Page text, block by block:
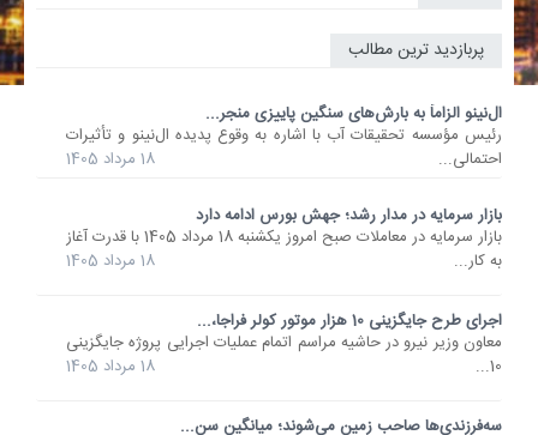
پربازدید ترین مطالب
ال‌نینو الزاماً به بارش‌های سنگین پاییزی منجر...
رئیس مؤسسه تحقیقات آب با اشاره به وقوع پدیده ال‌نینو و تأثیرات
احتمالی...
18 مرداد 1405
بازار سرمایه در مدار رشد؛ جهش بورس ادامه دارد
بازار سرمایه در معاملات صبح امروز یکشنبه 18 مرداد 1405 با قدرت آغاز
به کار...
18 مرداد 1405
اجرای طرح جایگزینی 10 هزار موتور کولر فراجا،...
معاون وزیر نیرو در حاشیه مراسم اتمام عملیات اجرایی پروژه جایگزینی
10...
18 مرداد 1405
سه‌فرزندی‌ها صاحب زمین می‌شوند؛ میانگین سن...